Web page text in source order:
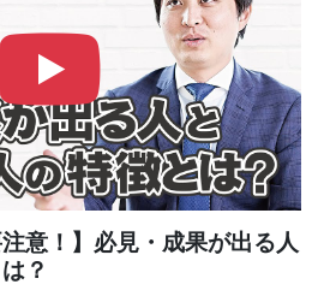
意！】必見・成果が出る人
？